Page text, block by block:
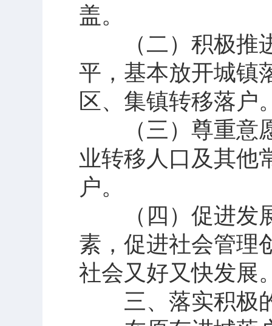
盖。
（二）积极推进
平，基本放开城镇
区、集镇转移落户
（三）尊重意愿
业转移人口及其他
户。
（四）促进发展
素，促进社会管理
社会又好又快发展
三、落实积极的